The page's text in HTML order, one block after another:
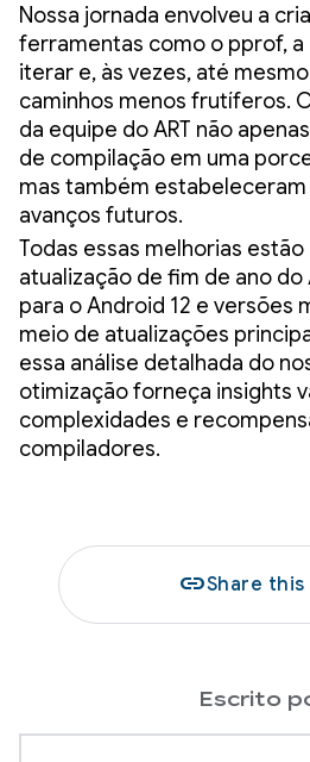
Nossa jornada envolveu a
ferramentas como o pprof, a
iterar e, às vezes, até
caminhos menos frutíferos.
da equipe do ART não
de compilação em uma
mas também estabeleceram
avanços futuros.
Todas essas melhorias
atualização de fim de ano
para o Android 12 e versões
meio de atualizações
essa análise detalhada do
otimização forneça insights
complexidades e
compiladores.
linkShare
Escrito